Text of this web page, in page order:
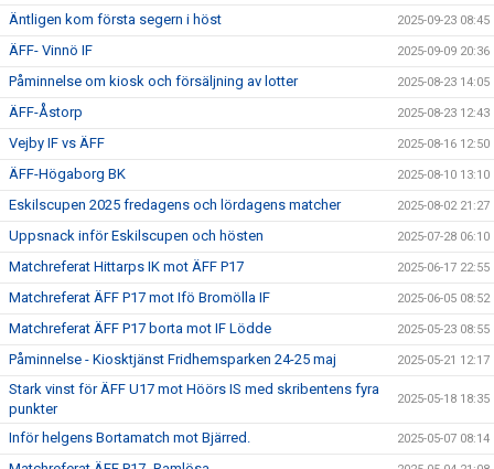
Äntligen kom första segern i höst 2025-09-23 08:45
ÄFF- Vinnö IF 2025-09-09 20:36
Påminnelse om kiosk och försäljning av lotter 2025-08-23 14:05
ÄFF-Åstorp 2025-08-23 12:43
Vejby IF vs ÄFF 2025-08-16 12:50
ÄFF-Högaborg BK 2025-08-10 13:10
Eskilscupen 2025 fredagens och lördagens matcher 2025-08-02 21:27
Uppsnack inför Eskilscupen och hösten 2025-07-28 06:10
Matchreferat Hittarps IK mot ÄFF P17 2025-06-17 22:55
Matchreferat ÄFF P17 mot Ifö Bromölla IF 2025-06-05 08:52
Matchreferat ÄFF P17 borta mot IF Lödde 2025-05-23 08:55
Påminnelse - Kiosktjänst Fridhemsparken 24-25 maj 2025-05-21 12:17
Stark vinst för ÄFF U17 mot Höörs IS med skribentens fyra
punkter
2025-05-18 18:35
Inför helgens Bortamatch mot Bjärred. 2025-05-07 08:14